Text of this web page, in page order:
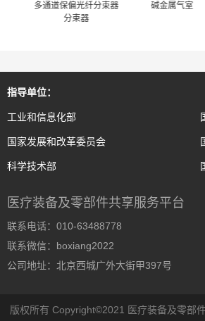
多通道保偏光纤分束器
分束器
碱金属气室
指导单位：
工业和信息化部
国家发展和改革委员会
科学技术部
医疗装备及零部件共享服务平台
联系电话：010-63488778
联系微信：boxiang2022
公司地址：北京西城广外大街甲397号
版权所有 Copyright©2021 医疗装备及零部